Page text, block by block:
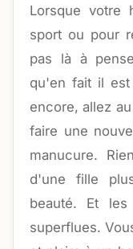
Lorsque votre
sport ou pour
pas là à
qu'en fait il
encore, allez
faire une
manucure.
d'une fille
beauté. Et
superflues.